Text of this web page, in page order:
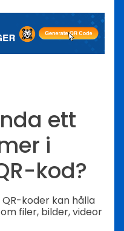
ett
i
kod?
QR-koder kan hålla
filer, bilder, videor